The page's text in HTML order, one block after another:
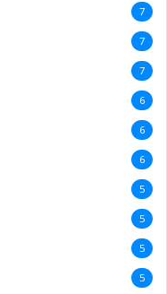
7
7
7
6
6
6
5
5
5
5